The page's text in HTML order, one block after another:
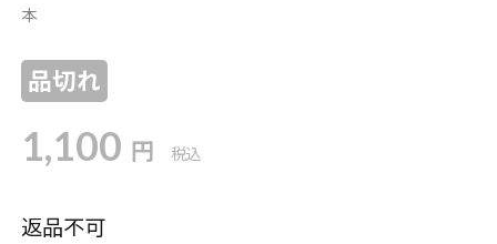
本
品切れ
1,100 円 税込
返品不可